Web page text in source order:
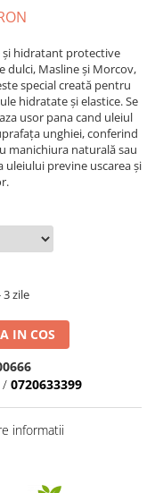
hidratant protective
dulci, Masline și Morcov,
special creată pentru
hidratate și elastice. Se
usor pana cand uleiul
unghiei, conferind
manichiura naturală sau
uleiului previne uscarea și
3 zile
IN COS
/ 0720633399
informatii